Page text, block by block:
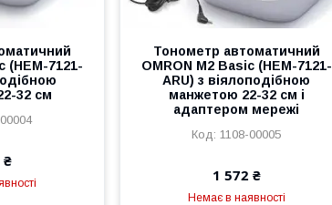
(НЕM-7121-
32 см
₴
Тонометр автоматичний
OMRON M2 Basic (НЕM-7121-
ARU) з віялоподібною
манжетою 22-32 см і
адаптером мережі
1108-00005
1 572 ₴
Немає в наявності